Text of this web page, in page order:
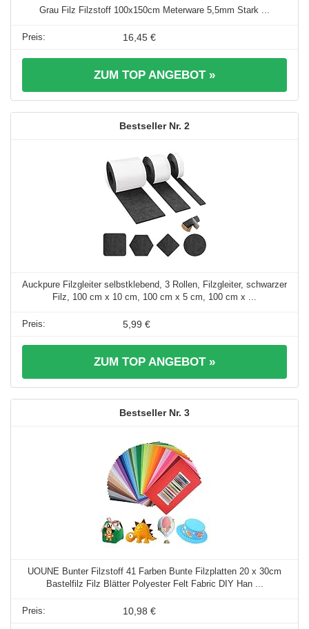
Grau Filz Filzstoff 100x150cm Meterware 5,5mm Stark ...
16,45 €
ZUM TOP ANGEBOT »
2
Auckpure Filzgleiter selbstklebend, 3 Rollen, Filzgleiter, schwarzer
Filz, 100 cm x 10 cm, 100 cm x 5 cm, 100 cm x ...
5,99 €
ZUM TOP ANGEBOT »
3
UOUNE Bunter Filzstoff 41 Farben Bunte Filzplatten 20 x 30cm
Bastelfilz Filz Blätter Polyester Felt Fabric DIY Han ...
10,98 €